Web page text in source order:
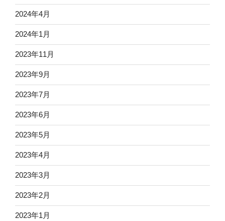
2024年4月
2024年1月
2023年11月
2023年9月
2023年7月
2023年6月
2023年5月
2023年4月
2023年3月
2023年2月
2023年1月